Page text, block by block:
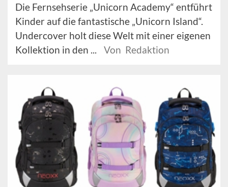
Die Fernsehserie „Unicorn Academy“ entführt
Kinder auf die fantastische „Unicorn Island“.
Undercover holt diese Welt mit einer eigenen
Kollektion in den ...
Von Redaktion